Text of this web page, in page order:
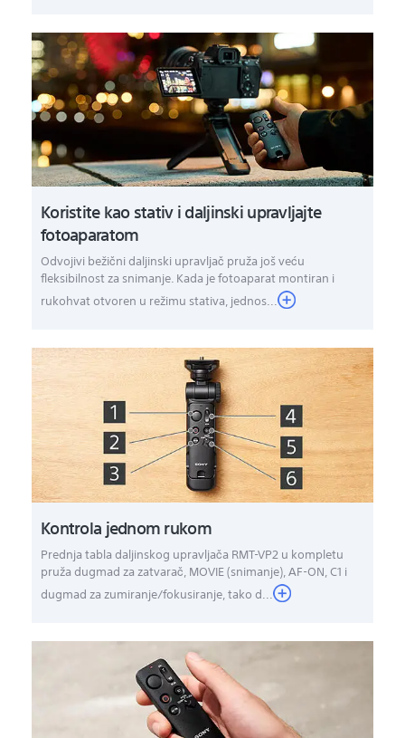
Koristite kao stativ i daljinski upravljajte
fotoaparatom
Odvojivi bežični daljinski upravljač pruža još veću
fleksibilnost za snimanje. Kada je fotoaparat montiran i
rukohvat otvoren u režimu stativa, jednos...
Kontrola jednom rukom
Prednja tabla daljinskog upravljača RMT-VP2 u kompletu
pruža dugmad za zatvarač, MOVIE (snimanje), AF-ON, C1 i
dugmad za zumiranje/fokusiranje, tako d...